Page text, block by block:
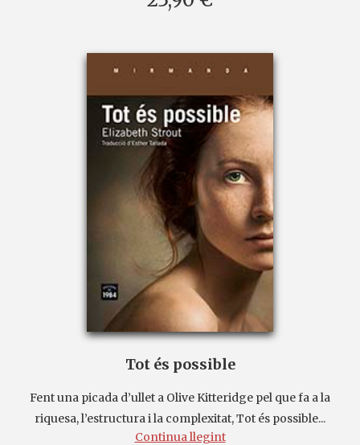
Tot és possible
Fent una picada d’ullet a Olive Kitteridge pel que fa a la
riquesa, l’estructura i la complexitat, Tot és possible...
Continua llegint